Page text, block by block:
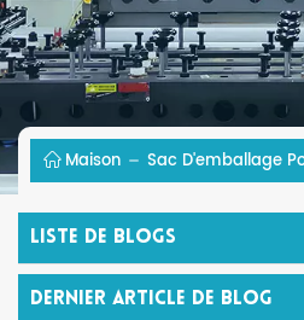
Maison Sac D'emballage
Liste De Blogs
Dernier Article De Blog